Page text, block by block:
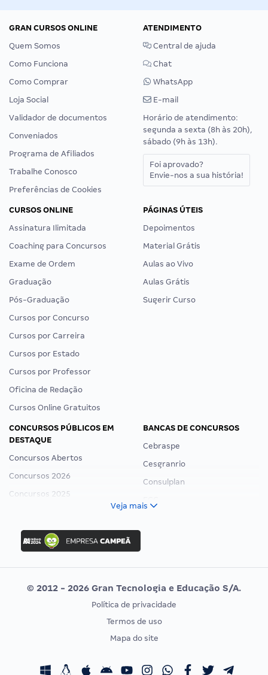
GRAN CURSOS ONLINE
Quem Somos
Como Funciona
Como Comprar
Loja Social
Validador de documentos
Conveniados
Programa de Afiliados
Trabalhe Conosco
Preferências de Cookies
ATENDIMENTO
Central de ajuda
Chat
WhatsApp
E-mail
Horário de atendimento:
segunda a sexta (8h às 20h),
sábado (9h às 13h).
Foi aprovado?
Envie-nos a sua história!
CURSOS ONLINE
Assinatura Ilimitada
Coaching para Concursos
Exame de Ordem
Graduação
Pós-Graduação
Cursos por Concurso
Cursos por Carreira
Cursos por Estado
Cursos por Professor
Oficina de Redação
Cursos Online Gratuitos
PÁGINAS ÚTEIS
Depoimentos
Material Grátis
Aulas ao Vivo
Aulas Grátis
Sugerir Curso
CONCURSOS PÚBLICOS EM
DESTAQUE
Concursos Abertos
Concursos 2026
Concursos 2025
Concurso Ibama
Concurso MPU
Editais publicados
BANCAS DE CONCURSOS
Cebraspe
Cesgranrio
Consulplan
Vunesp
CONCURSOS POR PROFISSÃO
Concursos Fiscais
EXAME DE ORDEM
Calendário OAB
Veja mais
© 2012 - 2026 Gran Tecnologia e Educação S/A.
Política de privacidade
Termos de uso
Mapa do site